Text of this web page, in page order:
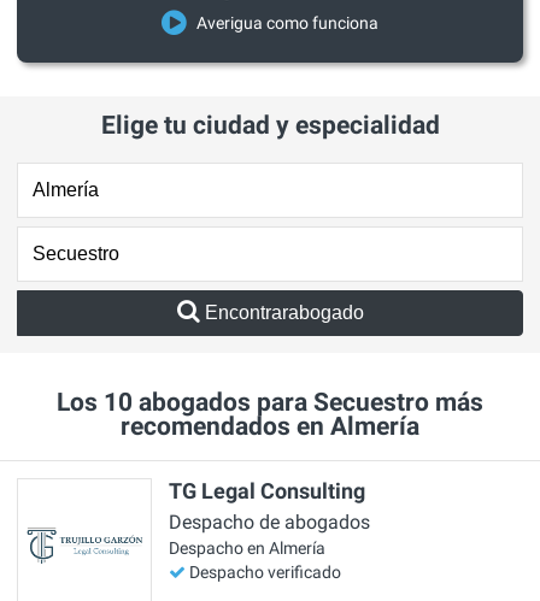
Averigua como funciona
Elige tu ciudad y especialidad
Encontrarabogado
Los 10 abogados para Secuestro más
recomendados en Almería
TG Legal Consulting
Despacho de abogados
Despacho en Almería
Despacho verificado